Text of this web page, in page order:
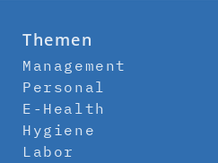
Themen
Management
Personal
E-Health
Hygiene
Labor